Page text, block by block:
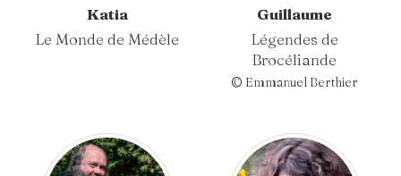
Katia
Le Monde de Médèle
Guillaume
Légendes de
Brocéliande
© Emmanuel Berthier